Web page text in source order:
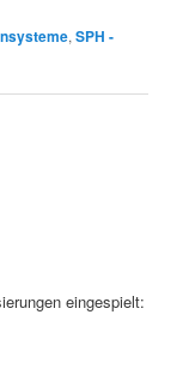
,SPH -
eingespielt: